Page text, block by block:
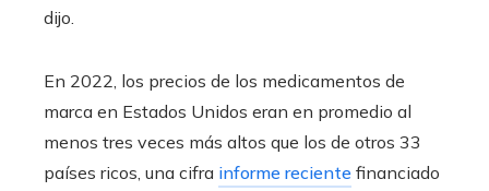
dijo.
En 2022, los precios de los medicamentos de
marca en Estados Unidos eran en promedio al
menos tres veces más altos que los de otros 33
países ricos, una cifra informe reciente financiado